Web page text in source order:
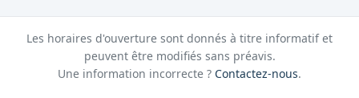
Les horaires d'ouverture sont donnés à titre informatif et
peuvent être modifiés sans préavis.
Une information incorrecte ? Contactez-nous.